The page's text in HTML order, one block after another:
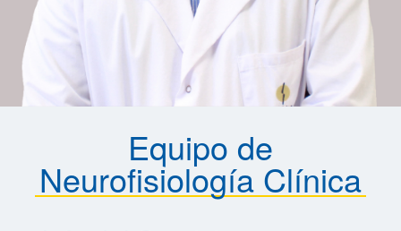
Equipo de
Neurofisiología Clínica